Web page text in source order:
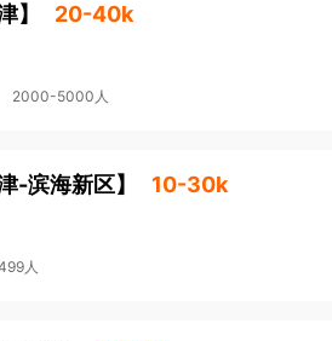
】 20-40k
2000-5000人
-滨海新区】 10-30k
人